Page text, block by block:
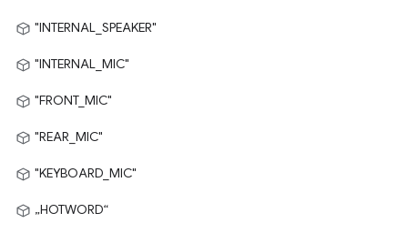
"INTERNAL_SPEAKER"
"INTERNAL_MIC"
"FRONT_MIC"
"REAR_MIC"
"KEYBOARD_MIC"
„HOTWORD“